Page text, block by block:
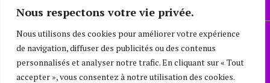
Nous respectons votre vie privée.
Nous utilisons des cookies pour améliorer votre expérience
de navigation, diffuser des publicités ou des contenus
personnalisés et analyser notre trafic. En cliquant sur « Tout
accepter », vous consentez à notre utilisation des cookies.
Mode Consciente © 2023